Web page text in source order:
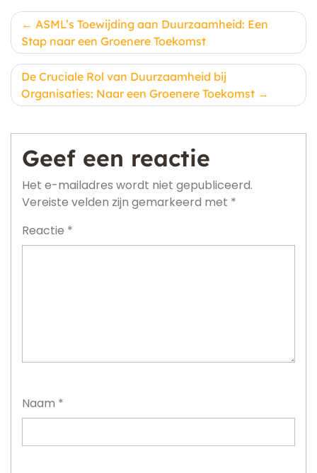
Berichtnavigatie
ASML’s Toewijding aan Duurzaamheid: Een
Stap naar een Groenere Toekomst
De Cruciale Rol van Duurzaamheid bij
Organisaties: Naar een Groenere Toekomst
Geef een reactie
Het e-mailadres wordt niet gepubliceerd.
Vereiste velden zijn gemarkeerd met *
Reactie *
Naam *